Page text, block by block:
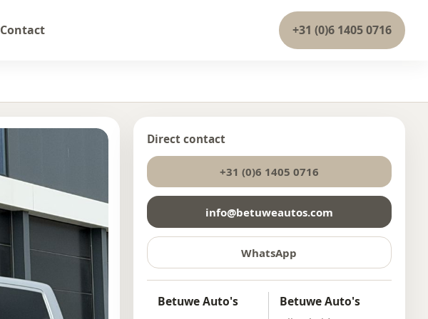
Contact +31 (0)6 1405 0716
Direct contact
+31 (0)6 1405 0716
info@betuweautos.com
WhatsApp
Betuwe Auto's Betuwe Auto's